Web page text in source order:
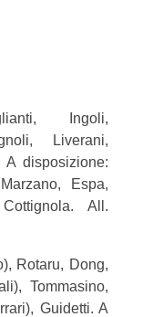
Ingoli,
Liverani,
A disposizione:
Espa,
All.
Rotaru, Dong,
Tommasino,
Guidetti. A